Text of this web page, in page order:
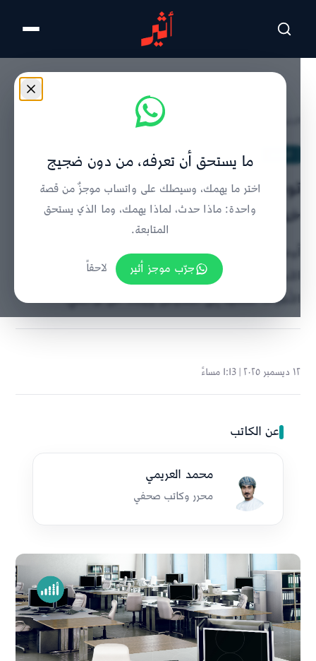
تخطى للمحتوى الرئيسي
توضيح من وزارة العمل حول إنهاء
خدمات موظفين من “أوريدو”
الأطراف المعنية إلى التفاوض لإيجاد حل توافقي.
١٢ ديسمبر ٢٠٢٥ | 1:13 مساءً
عن الكاتب
محمد العريمي
محرر وكاتب صحفي
ما يستحق أن تعرفه، من دون ضجيج
اختر ما يهمك، وسيصلك على واتساب موجزٌ من قصة
واحدة: ماذا حدث، لماذا يهمك، وما الذي يستحق
المتابعة.
جرّب موجز أثير
لاحقاً